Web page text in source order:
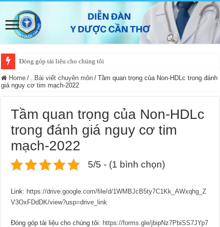
Đóng góp tài liệu cho chúng tôi
Home / ..Bài viết chuyên môn / Tầm quan trọng của Non-HDLc trong đánh
giá nguy cơ tim mạch-2022
Tầm quan trọng của Non-HDLc
trong đánh giá nguy cơ tim
mạch-2022
5/5 - (1 bình chọn)
Link: https://drive.google.com/file/d/1WMBJcB5ty7C1Kk_AWxqhg_Z
V3OxFDdDK/view?usp=drive_link
Đóng góp tài liệu cho chúng tôi: https://forms.gle/jbipNz7PbiSS7JYp7